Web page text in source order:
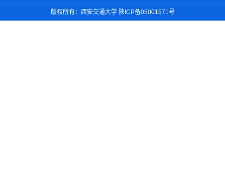
版权所有：西安交通大学 陕ICP备05001571号